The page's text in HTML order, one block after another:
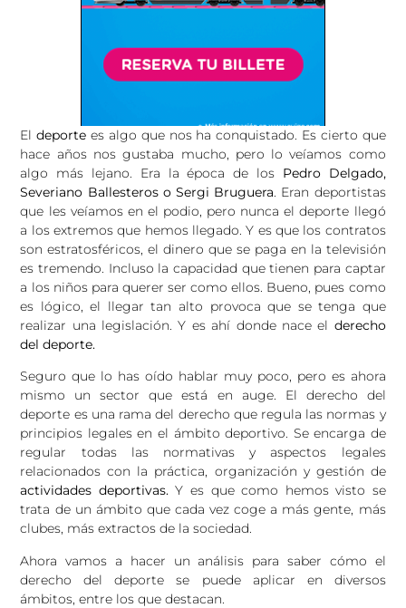
Eldeporte es algo que nos ha conquistado. Es cierto que
hace años nos gustaba mucho, pero lo veíamos como
algo más lejano. Era la época de los Pedro Delgado,
Severiano Ballesteros o Sergi Bruguera. Eran deportistas
que les veíamos en el podio, pero nunca el deporte llegó
a los extremos que hemos llegado. Y es que los contratos
son estratosféricos, el dinero que se paga en la televisión
es tremendo. Incluso la capacidad que tienen para captar
a los niños para querer ser como ellos. Bueno, pues como
es lógico, el llegar tan alto provoca que se tenga que
realizar una legislación. Y es ahí donde nace el derecho
del deporte.
Seguro que lo has oído hablar muy poco, pero es ahora
mismo un sector que está en auge. El derecho del
deporte es una rama del derecho que regula las normas y
principios legales en el ámbito deportivo. Se encarga de
regular todas las normativas y aspectos legales
relacionados con la práctica, organización y gestión de
actividades deportivas.Y es que como hemos visto se
trata de un ámbito que cada vez coge a más gente, más
clubes, más extractos de la sociedad.
Ahora vamos a hacer un análisis para saber cómo el
derecho del deporte se puede aplicar en diversos
ámbitos, entre los que destacan.